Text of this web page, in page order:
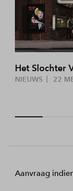
Het Slochter
NIEUWS 22
Aanvraag